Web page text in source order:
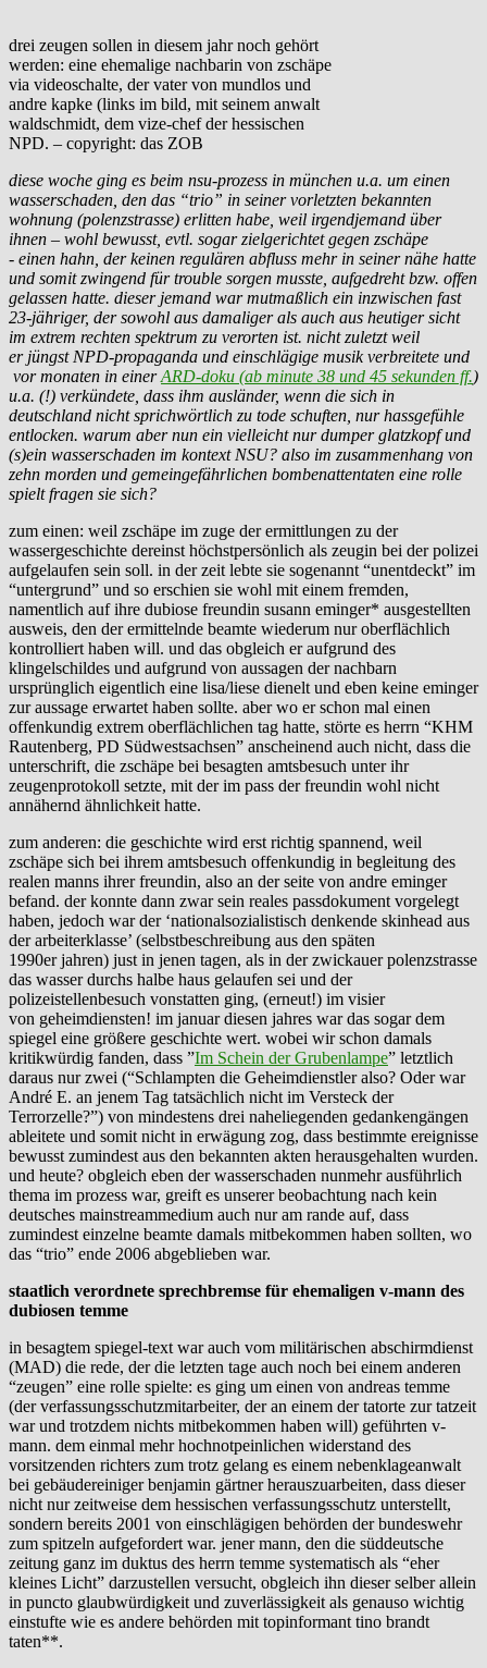
drei zeugen sollen in diesem jahr noch gehört
werden: eine ehemalige nachbarin von zschäpe
via videoschalte, der vater von mundlos und
andre kapke (links im bild, mit seinem anwalt
waldschmidt, dem vize-chef der hessischen
NPD. – copyright: das ZOB
diese woche ging es beim nsu-prozess in münchen u.a. um einen
wasserschaden, den das “trio” in seiner vorletzten bekannten
wohnung (polenzstrasse) erlitten habe, weil irgendjemand über
ihnen – wohl bewusst, evtl. sogar zielgerichtet gegen zschäpe
- einen hahn, der keinen regulären abfluss mehr in seiner nähe hatte
und somit zwingend für trouble sorgen musste, aufgedreht bzw. offen
gelassen hatte. dieser jemand war mutmaßlich ein inzwischen fast
23-jähriger, der sowohl aus damaliger als auch aus heutiger sicht
im extrem rechten spektrum zu verorten ist. nicht zuletzt weil
er jüngst NPD-propaganda und einschlägige musik verbreitete und
vor monaten in einerARD-doku (ab minute 38 und 45 sekunden ff.)
u.a. (!) verkündete, dass ihm ausländer, wenn die sich in
deutschland nicht sprichwörtlich zu tode schuften, nur hassgefühle
entlocken. warum aber nun ein vielleicht nur dumper glatzkopf und
(s)ein wasserschaden im kontext NSU? also im zusammenhang von
zehn morden und gemeingefährlichen bombenattentaten eine rolle
spielt fragen sie sich?
zum einen: weil zschäpe im zuge der ermittlungen zu der
wassergeschichte dereinst höchstpersönlich als zeugin bei der polizei
aufgelaufen sein soll. in der zeit lebte sie sogenannt “unentdeckt” im
“untergrund” und so erschien sie wohl mit einem fremden,
namentlich auf ihre dubiose freundin susann eminger* ausgestellten
ausweis, den der ermittelnde beamte wiederum nur oberflächlich
kontrolliert haben will. und das obgleich er aufgrund des
klingelschildes und aufgrund von aussagen der nachbarn
ursprünglich eigentlich eine lisa/liese dienelt und eben keine eminger
zur aussage erwartet haben sollte. aber wo er schon mal einen
offenkundig extrem oberflächlichen tag hatte, störte es herrn “KHM
Rautenberg, PD Südwestsachsen” anscheinend auch nicht, dass die
unterschrift, die zschäpe bei besagten amtsbesuch unter ihr
zeugenprotokoll setzte, mit der im pass der freundin wohl nicht
annähernd ähnlichkeit hatte.
zum anderen: die geschichte wird erst richtig spannend, weil
zschäpe sich bei ihrem amtsbesuch offenkundig in begleitung des
realen manns ihrer freundin, also an der seite von andre eminger
befand. der konnte dann zwar sein reales passdokument vorgelegt
haben, jedoch war der ‘nationalsozialistisch denkende skinhead aus
der arbeiterklasse’ (selbstbeschreibung aus den späten
1990er jahren) just in jenen tagen, als in der zwickauer polenzstrasse
das wasser durchs halbe haus gelaufen sei und der
polizeistellenbesuch vonstatten ging, (erneut!) im visier
von geheimdiensten! im januar diesen jahres war das sogar dem
spiegel eine größere geschichte wert. wobei wir schon damals
kritikwürdig fanden, dass ”Im Schein der Grubenlampe” letztlich
daraus nur zwei (“Schlampten die Geheimdienstler also? Oder war
André E. an jenem Tag tatsächlich nicht im Versteck der
Terrorzelle?”) von mindestens drei naheliegenden gedankengängen
ableitete und somit nicht in erwägung zog, dass bestimmte ereignisse
bewusst zumindest aus den bekannten akten herausgehalten wurden.
und heute? obgleich eben der wasserschaden nunmehr ausführlich
thema im prozess war, greift es unserer beobachtung nach kein
deutsches mainstreammedium auch nur am rande auf, dass
zumindest einzelne beamte damals mitbekommen haben sollten, wo
das “trio” ende 2006 abgeblieben war.
staatlich verordnete sprechbremse für ehemaligen v-mann des
dubiosen temme
in besagtem spiegel-text war auch vom militärischen abschirmdienst
(MAD) die rede, der die letzten tage auch noch bei einem anderen
“zeugen” eine rolle spielte: es ging um einen von andreas temme
(der verfassungsschutzmitarbeiter, der an einem der tatorte zur tatzeit
war und trotzdem nichts mitbekommen haben will) geführten v-
mann. dem einmal mehr hochnotpeinlichen widerstand des
vorsitzenden richters zum trotz gelang es einem nebenklageanwalt
bei gebäudereiniger benjamin gärtner herauszuarbeiten, dass dieser
nicht nur zeitweise dem hessischen verfassungsschutz unterstellt,
sondern bereits 2001 von einschlägigen behörden der bundeswehr
zum spitzeln aufgefordert war. jener mann, den die süddeutsche
zeitung ganz im duktus des herrn temme systematisch als “eher
kleines Licht” darzustellen versucht, obgleich ihn dieser selber allein
in puncto glaubwürdigkeit und zuverlässigkeit als genauso wichtig
einstufte wie es andere behörden mit topinformant tino brandt
taten**.